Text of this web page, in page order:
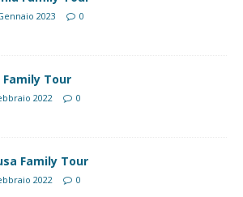
2023 0
Family Tour
2022 0
Family Tour
2022 0